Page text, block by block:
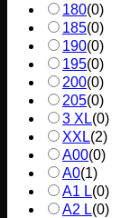
180(0)
185(0)
190(0)
195(0)
200(0)
205(0)
3 XL(0)
XXL(2)
A00(0)
A0(1)
A1 L(0)
A2 L(0)